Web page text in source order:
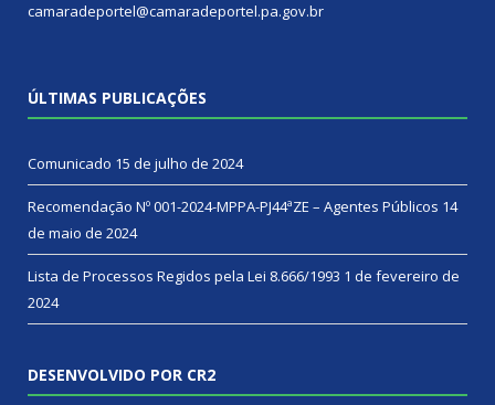
camaradeportel@camaradeportel.pa.gov.br
ÚLTIMAS PUBLICAÇÕES
Comunicado 15 de julho de 2024
Recomendação Nº 001-2024-MPPA-PJ44ªZE – Agentes Públicos 14
de maio de 2024
Lista de Processos Regidos pela Lei 8.666/1993 1 de fevereiro de
2024
DESENVOLVIDO POR CR2